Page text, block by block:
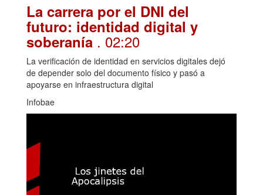
La carrera por el DNI del
futuro: identidad digital y
soberanía . 02:20
La verificación de identidad en servicios digitales dejó
de depender solo del documento físico y pasó a
apoyarse en infraestructura digital
Infobae